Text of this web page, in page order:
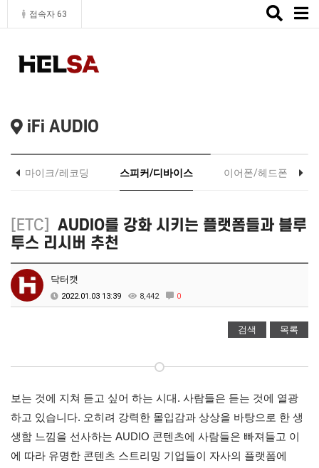
접속자 63
Toggle
iFi AUDIO
마이크/레코딩 스피커/디바이스 이어폰/헤드폰
[ETC] AUDIO를 강화 시키는 플랫폼들과 블루
투스 리시버 추천
닥터캣
2022.01.03 13:39 8,442 0
검색 목록
보는 것에 지쳐 듣고 싶어 하는 시대. 사람들은 듣는 것에 열광
하고 있습니다. 오히려 강력한 몰입감과 상상을 바탕으로 한 생
생함 느낌을 선사하는 AUDIO 콘텐츠에 사람들은 빠져들고 이
에 따라 유명한 콘텐츠 스트리밍 기업들이 자사의 플랫폼에